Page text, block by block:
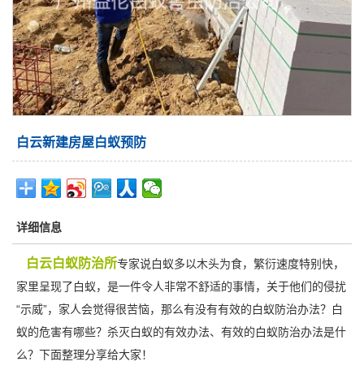
白云新建房屋白蚁预防
详细信息
白云白蚁防治所专家说白蚁多以木头为食，繁衍速度特别快，
家里呈现了白蚁，是一件令人非常不舒适的事情，关于他们的侵扰
“示威”，家人会觉得很苦恼，那么有没有有效的白蚁防治办法？白
蚁的危害有哪些？杀灭白蚁的有效办法、有效的白蚁防治办法是什
么？下面整理分享给大家！